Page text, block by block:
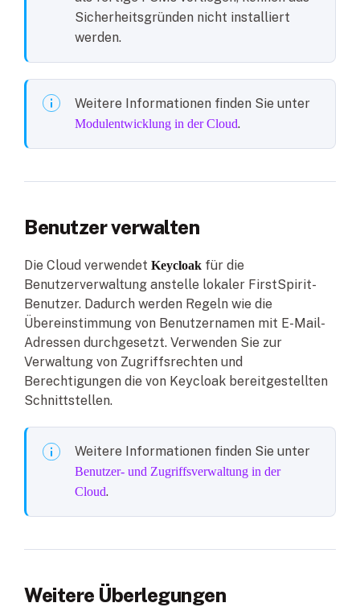
Sicherheitsgründen nicht installiert
werden.
Weitere Informationen finden Sie unter
Modulentwicklung in der Cloud.
Benutzer verwalten
Die Cloud verwendet Keycloak für die
Benutzerverwaltung anstelle lokaler FirstSpirit-
Benutzer. Dadurch werden Regeln wie die
Übereinstimmung von Benutzernamen mit E-Mail-
Adressen durchgesetzt. Verwenden Sie zur
Verwaltung von Zugriffsrechten und
Berechtigungen die von Keycloak bereitgestellten
Schnittstellen.
Weitere Informationen finden Sie unter
Benutzer- und Zugriffsverwaltung in der
Cloud.
Weitere Überlegungen